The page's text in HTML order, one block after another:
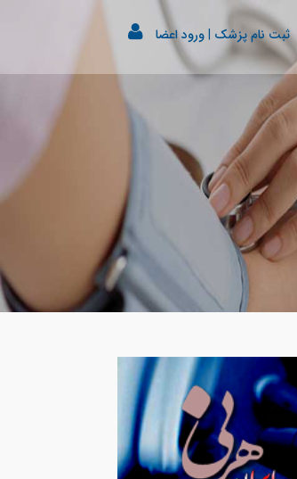
ثبت نام پزشک |ورود اعضا